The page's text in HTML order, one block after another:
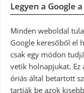
Legyen a Google
Minden weboldal
Google keresőből el
csak egy módon
vetik holnapjukat. Ez
óriás által betartott
tartják be azok